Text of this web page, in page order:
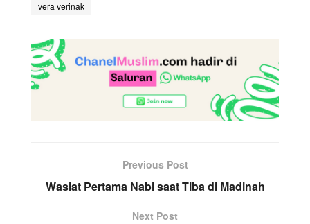
vera verinak
Previous Post
Wasiat Pertama Nabi saat Tiba di Madinah
Next Post